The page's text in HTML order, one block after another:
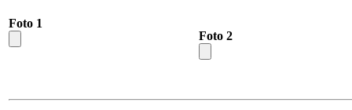
Foto 1
Foto 2